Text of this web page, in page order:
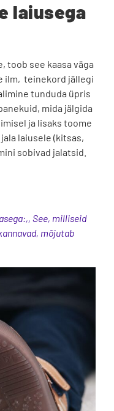
laiusega
toob see kaasa väga
ilm, teinekord jällegi
tunduda üpris
mida jälgida
ja lisaks toome
laiusele (kitsas,
sobivad jalatsid.
See, milliseid
mõjutab